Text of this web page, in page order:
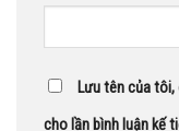
Lưu tên của
cho lần bình luận kế